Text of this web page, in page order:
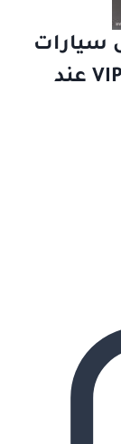
متنقل بالرياض 2025 | خدمة VIP عند